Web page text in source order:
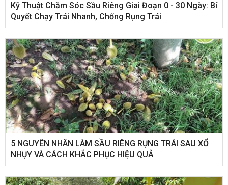
Kỹ Thuật Chăm Sóc Sầu Riêng Giai Đoạn 0 - 30 Ngày: Bí
Quyết Chạy Trái Nhanh, Chống Rụng Trái
5 NGUYÊN NHÂN LÀM SẦU RIÊNG RỤNG TRÁI SAU XỔ
NHỤY VÀ CÁCH KHẮC PHỤC HIỆU QUẢ